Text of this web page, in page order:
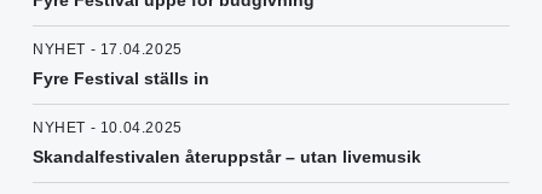
NYHET - 17.04.2025
Fyre Festival ställs in
NYHET - 10.04.2025
Skandalfestivalen återuppstår – utan livemusik